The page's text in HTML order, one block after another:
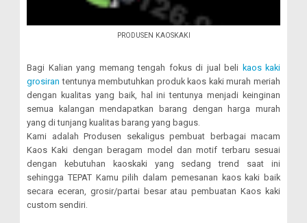
PRODUSEN KAOSKAKI
Bagi Kalian yang memang tengah fokus di jual beli kaos kaki
grosiran tentunya membutuhkan produk kaos kaki murah meriah
dengan kualitas yang baik, hal ini tentunya menjadi keinginan
semua kalangan mendapatkan barang dengan harga murah
yang di tunjang kualitas barang yang bagus.
Kami adalah Produsen sekaligus pembuat berbagai macam
Kaos Kaki dengan beragam model dan motif terbaru sesuai
dengan kebutuhan kaoskaki yang sedang trend saat ini
sehingga TEPAT Kamu pilih dalam pemesanan kaos kaki baik
secara eceran, grosir/partai besar atau pembuatan Kaos kaki
custom sendiri.